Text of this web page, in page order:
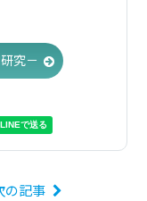
究－
の記事